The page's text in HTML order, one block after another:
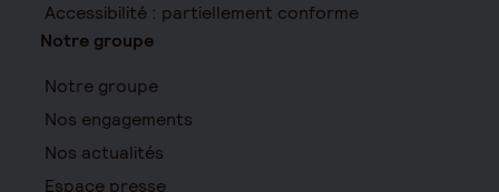
Accessibilité : partiellement conforme
Notre groupe
Notre groupe
Nos engagements
Nos actualités
Espace presse